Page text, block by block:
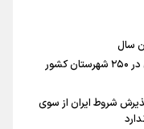
شروط ایران از سوی